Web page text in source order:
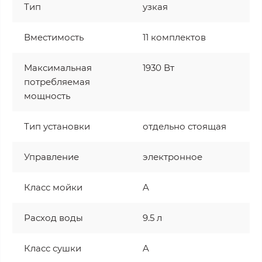
Тип узкая
Вместимость 11 комплектов
Максимальная
потребляемая
мощность
1930 Вт
Тип установки отдельно стоящая
Управление электронное
Класс мойки A
Расход воды 9.5 л
Класс сушки A